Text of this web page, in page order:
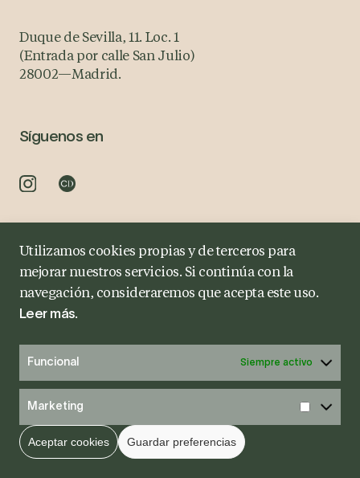
Utilizamos cookies propias y de terceros para
mejorar nuestros servicios. Si continúa con la
navegación, consideraremos que acepta este uso.
Leer más.
Funcional Siempre activo
Marketing
Aceptar cookies Guardar preferencias
Pide tu cita Diagnóstico Online
Duque de Sevilla, 11. Loc. 1
(Entrada por calle San Julio)
28002—Madrid.
Síguenos en
Aviso Legal Política de Privacidad Política de cookies